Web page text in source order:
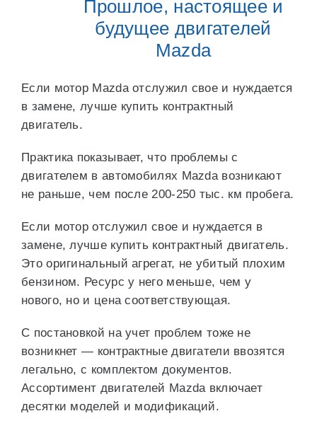
Прошлое, настоящее и
будущее двигателей
Mazda
Если мотор Mazda отслужил свое и нуждается
в замене, лучше купить контрактный
двигатель.
Практика показывает, что проблемы с
двигателем в автомобилях Mazda возникают
не раньше, чем после 200-250 тыс. км пробега.
Если мотор отслужил свое и нуждается в
замене, лучше купить контрактный двигатель.
Это оригинальный агрегат, не убитый плохим
бензином. Ресурс у него меньше, чем у
нового, но и цена соответствующая.
С постановкой на учет проблем тоже не
возникнет — контрактные двигатели ввозятся
легально, с комплектом документов.
Ассортимент двигателей Mazda включает
десятки моделей и модификаций.